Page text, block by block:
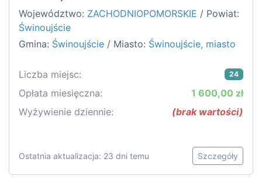
Województwo: ZACHODNIOPOMORSKIE / Powiat:
Świnoujście
Gmina: Świnoujście / Miasto: Świnoujście, miasto
Liczba miejsc: 24
Opłata miesięczna:
1 600,00 zł
Wyżywienie dziennie:
(brak wartości)
Ostatnia aktualizacja: 23 dni temu Szczegóły